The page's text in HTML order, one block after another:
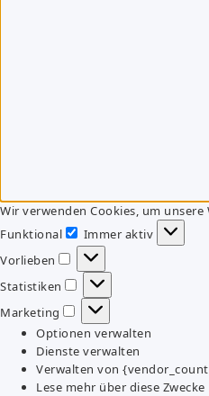
Wir verwenden Cookies, um
Funktional
Funktional
Immer aktiv
Vorlieben
Vorlieben
Statistiken
Statistiken
Marketing
Marketing
Optionen verwalten
Dienste verwalten
Verwalten von
Lese mehr über diese Zwecke